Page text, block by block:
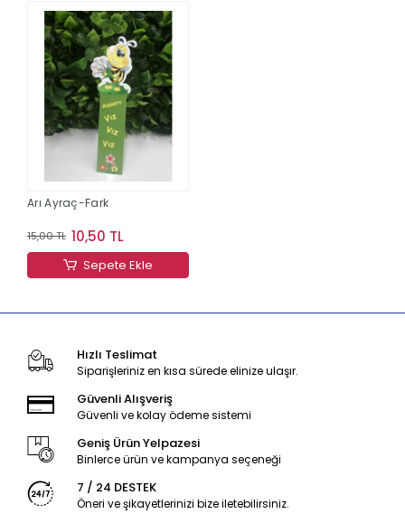
Arı Ayraç-Fark
15,00 TL 10,50 TL
Sepete Ekle
Hızlı Teslimat
Siparişleriniz en kısa sürede elinize ulaşır.
Güvenli Alışveriş
Güvenli ve kolay ödeme sistemi
Geniş Ürün Yelpazesi
Binlerce ürün ve kampanya seçeneği
7 / 24 DESTEK
Öneri ve şikayetlerinizi bize iletebilirsiniz.